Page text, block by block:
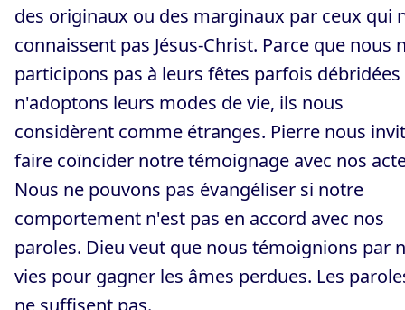
des originaux ou des marginaux par ceux qui
connaissent pas Jésus-Christ. Parce que nous
participons pas à leurs fêtes parfois débridées
n'adoptons leurs modes de vie, ils nous
considèrent comme étranges. Pierre nous
faire coïncider notre témoignage avec nos
Nous ne pouvons pas évangéliser si notre
comportement n'est pas en accord avec nos
paroles. Dieu veut que nous témoignions par
vies pour gagner les âmes perdues. Les
ne suffisent pas.